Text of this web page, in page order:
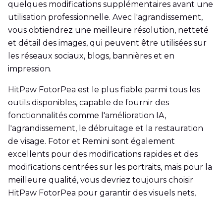
quelques modifications supplémentaires avant une
utilisation professionnelle. Avec l'agrandissement,
vous obtiendrez une meilleure résolution, netteté
et détail des images, qui peuvent être utilisées sur
les réseaux sociaux, blogs, bannières et en
impression.
HitPaw FotorPea est le plus fiable parmi tous les
outils disponibles, capable de fournir des
fonctionnalités comme l'amélioration IA,
l'agrandissement, le débruitage et la restauration
de visage. Fotor et Remini sont également
excellents pour des modifications rapides et des
modifications centrées sur les portraits, mais pour la
meilleure qualité, vous devriez toujours choisir
HitPaw FotorPea pour garantir des visuels nets,